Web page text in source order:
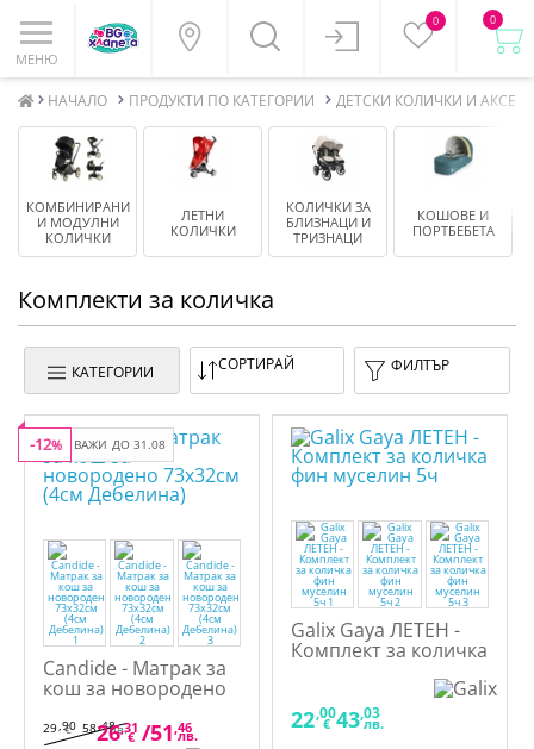
МЕНЮ
0 0
НАЧАЛО ПРОДУКТИ ПО КАТЕГОРИИ ДЕТСКИ КОЛИЧКИ И
КОМБИНИРАНИ
И МОДУЛНИ
КОЛИЧКИ
ЛЕТНИ
КОЛИЧКИ
КОЛИЧКИ ЗА
БЛИЗНАЦИ И
ТРИЗНАЦИ
КОШОВЕ И
ПОРТБЕБЕТА
Комплекти за количка
КАТЕГОРИИ СОРТИРАЙ ФИЛТЪР
ВАЖИ ДО 31.08
-12%
Candide - Матрак за
кош за новородено
73x32см (4см
Дебелина)
29,90
€ 58,48лв.
26,31
€ /51,46
лв.
Galix Gaya ЛЕТЕН -
Комплект за количка
22,00
€ 43,03
лв.